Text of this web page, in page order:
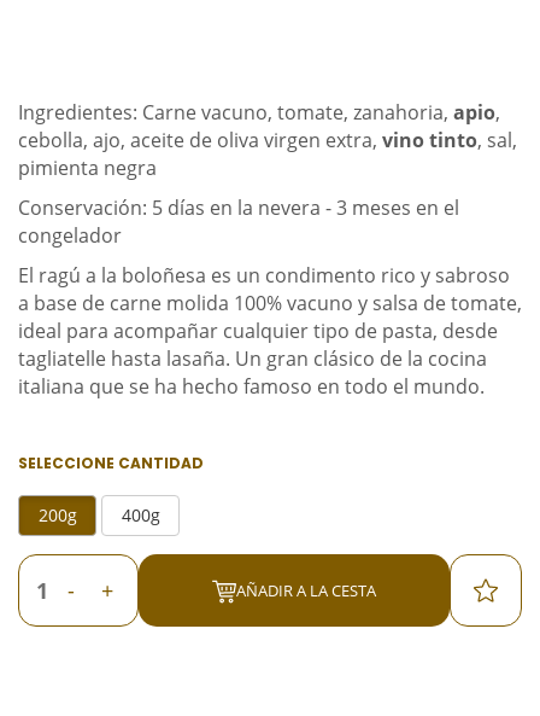
Ingredientes: Carne vacuno, tomate, zanahoria, apio,
cebolla, ajo, aceite de oliva virgen extra, vino tinto, sal,
pimienta negra
Conservación: 5 días en la nevera - 3 meses en el
congelador
El ragú a la boloñesa es un condimento rico y sabroso
a base de carne molida 100% vacuno y salsa de tomate,
ideal para acompañar cualquier tipo de pasta, desde
tagliatelle hasta lasaña. Un gran clásico de la cocina
italiana que se ha hecho famoso en todo el mundo.
SELECCIONE CANTIDAD
200g 400g
- + AÑADIR A LA CESTA